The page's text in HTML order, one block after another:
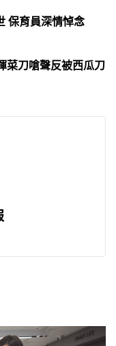
保育員深情悼念
刀嗆聲反被西瓜刀